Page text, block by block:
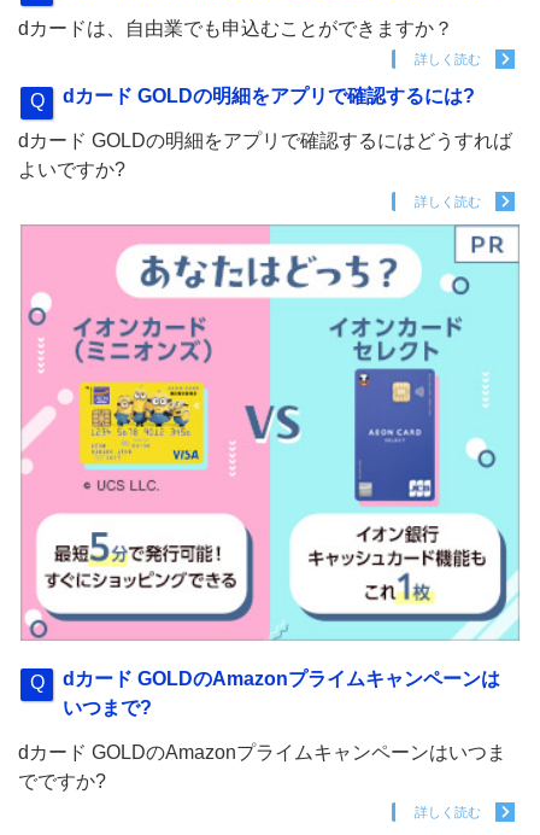
dカードは、自由業でも申込むことができますか？
詳しく読む
dカード GOLDの明細をアプリで確認するには?
dカード GOLDの明細をアプリで確認するにはどうすれば
よいですか?
詳しく読む
dカード GOLDのAmazonプライムキャンペーンは
いつまで?
dカード GOLDのAmazonプライムキャンペーンはいつま
でですか?
詳しく読む